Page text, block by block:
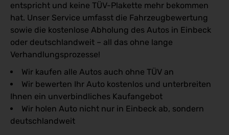
entspricht und keine TÜV-Plakette mehr bekommen
hat. Unser Service umfasst die Fahrzeugbewertung
sowie die kostenlose Abholung des Autos in Einbeck
oder deutschlandweit – all das ohne lange
Verhandlungsprozesse!
Wir kaufen alle Autos auch ohne TÜV an
Wir bewerten Ihr Auto kostenlos und unterbreiten
Ihnen ein unverbindliches Kaufangebot
Wir holen Auto nicht nur in Einbeck ab, sondern
deutschlandweit